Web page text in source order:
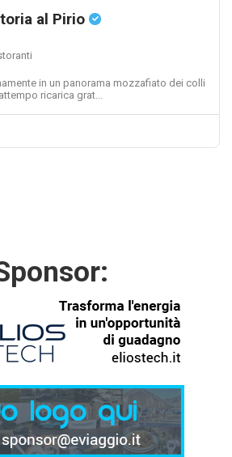
al Pirio
in un panorama mozzafiato dei colli
ricarica grat...